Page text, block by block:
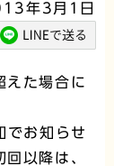
年3月1日
えた場合に
でお知らせ
以降は、